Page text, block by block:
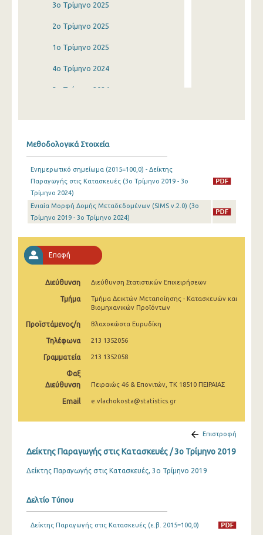
3o Τρίμηνο 2025
2o Τρίμηνο 2025
1o Τρίμηνο 2025
4o Τρίμηνο 2024
3o Τρίμηνο 2024
3o Τρίμηνο 2023
2o Τρίμηνο 2023
1o Τρίμηνο 2023
4o Τρίμηνο 2022
3o Τρίμηνο 2022
2o Τρίμηνο 2022
1o Τρίμηνο 2022
4o Τρίμηνο 2021
3o Τρίμηνο 2021
1o Τρίμηνο 2021
2o Τρίμηνο 2020
1o Τρίμηνο 2020
3o Τρίμηνο 2019
Μεθοδολογικά Στοιχεία
Ενημερωτικό σημείωμα (2015=100,0) - Δείκτης
Παραγωγής στις Κατασκευές (3o Τρίμηνο 2019 - 3o
Τρίμηνο 2024)
Ενιαία Μορφή Δομής Μεταδεδομένων (SIMS v.2.0) (3o
Τρίμηνο 2019 - 3o Τρίμηνο 2024)
Επαφή
Διεύθυνση Διεύθυνση Στατιστικών Επιχειρήσεων
Τμήμα
Τμήμα Δεικτών Μεταποίησης - Κατασκευών και
Βιομηχανικών Προϊόντων
Προϊστάμενος/η Βλαχοκώστα Ευρυδίκη
Τηλέφωνα 213 1352056
Γραμματεία 213 1352058
Φαξ
Διεύθυνση
Πειραιώς 46 & Επονιτών, ΤΚ 18510 ΠΕΙΡΑΙΑΣ
Email e.vlachokosta@statistics.gr
Επιστροφή
Δείκτης Παραγωγής στις Κατασκευές / 3o Τρίμηνο 2019
Δείκτης Παραγωγής στις Κατασκευές, 3ο Τρίμηνο 2019
Δελτίο Τύπου
Δείκτης Παραγωγής στις Κατασκευές (ε.β. 2015=100,0)